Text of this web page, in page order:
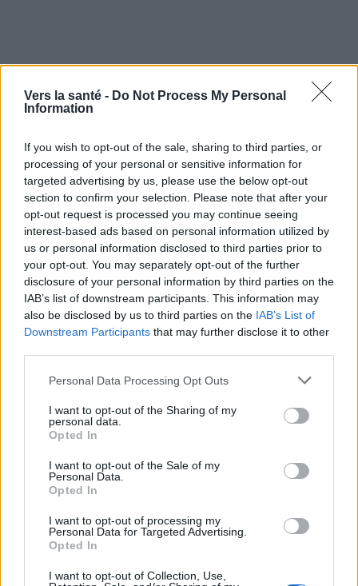
Vers la santé - Do Not Process My Personal
Information
If you wish to opt-out of the sale, sharing to third parties, or
processing of your personal or sensitive information for
targeted advertising by us, please use the below opt-out
section to confirm your selection. Please note that after your
opt-out request is processed you may continue seeing
interest-based ads based on personal information utilized by
us or personal information disclosed to third parties prior to
your opt-out. You may separately opt-out of the further
disclosure of your personal information by third parties on the
IAB’s list of downstream participants. This information may
also be disclosed by us to third parties on the IAB’s List of
Downstream Participants that may further disclose it to other
Please note that this website/app uses one or more Google
not limited to your visit or usage behaviour. You may click to
grant or deny consent to Google and its third-party tags to
use your data for below specified purposes in below Google
consent section.
Personal Data Processing Opt Outs
I want to opt-out of the Sharing of my
personal data.
Opted In
I want to opt-out of the Sale of my
Personal Data.
Opted In
I want to opt-out of processing my
Personal Data for Targeted Advertising.
Opted In
I want to opt-out of Collection, Use,
Utile? Partagez-le sur Facebook!
Vous voulez rester informé ? Suivez-
nous sur
oog
News
EN RAPPORT
Sujets Comment faire face aux critiques
Comment ne pas prendre les critiques personnellement
Des méthodes saines pour faire face aux critiques
Faire face au jugement des autres
La critique et l'estime de soi